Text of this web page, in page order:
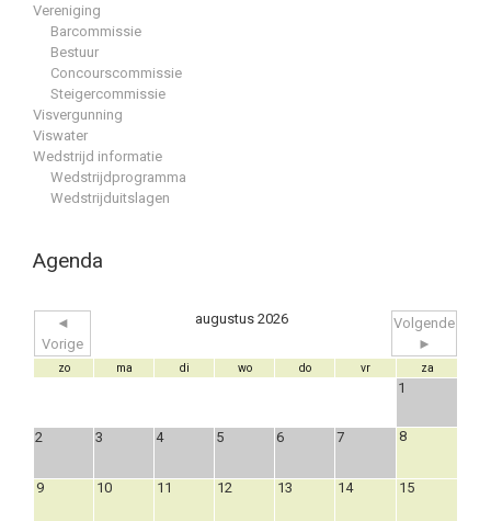
Vereniging
Barcommissie
Bestuur
Concourscommissie
Steigercommissie
Visvergunning
Viswater
Wedstrijd informatie
Wedstrijdprogramma
Wedstrijduitslagen
Agenda
◄
Vorige
augustus 2026
Volgende
►
zo ma di wo do vr za
1
2 3 4 5 6 7 8
9 10 11 12 13 14 15